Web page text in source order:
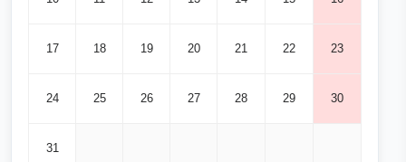
17 18 19 20 21 22 23
24 25 26 27 28 29 30
31